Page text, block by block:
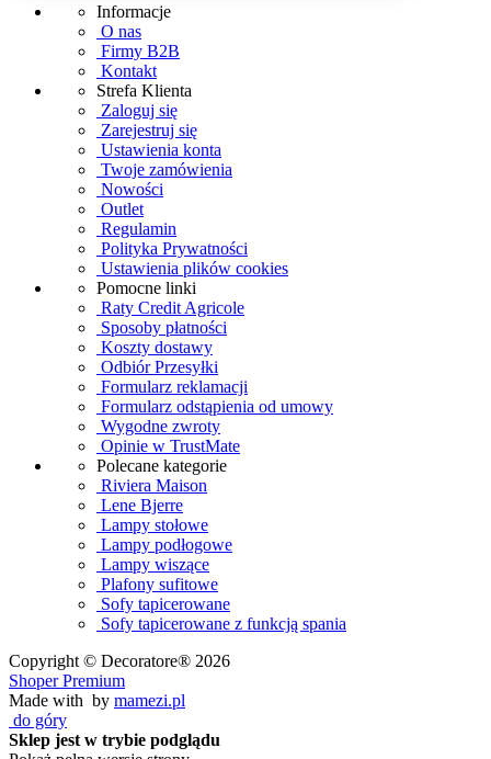
Informacje
O nas
Firmy B2B
Kontakt
Strefa Klienta
Zaloguj się
Zarejestruj się
Ustawienia konta
Twoje zamówienia
Nowości
Outlet
Regulamin
Polityka Prywatności
Ustawienia plików cookies
Pomocne linki
Raty Credit Agricole
Sposoby płatności
Koszty dostawy
Odbiór Przesyłki
Formularz reklamacji
Formularz odstąpienia od umowy
Wygodne zwroty
Opinie w TrustMate
Polecane kategorie
Riviera Maison
Lene Bjerre
Lampy stołowe
Lampy podłogowe
Lampy wiszące
Plafony sufitowe
Sofy tapicerowane
Sofy tapicerowane z funkcją spania
Copyright © Decoratore® 2026
Shoper Premium
Made with by mamezi.pl
do góry
Sklep jest w trybie podglądu